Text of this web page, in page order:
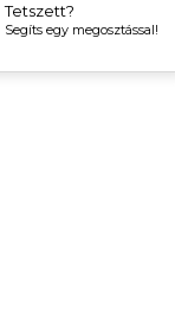
Tetszett?
Segíts egy megosztással!